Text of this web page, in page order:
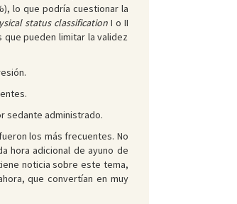
lo que podría cuestionar la
status classificationI o II
pueden limitar la validez
sedante administrado.
los más frecuentes. No
hora adicional de ayuno de
noticia sobre este tema,
que convertían en muy